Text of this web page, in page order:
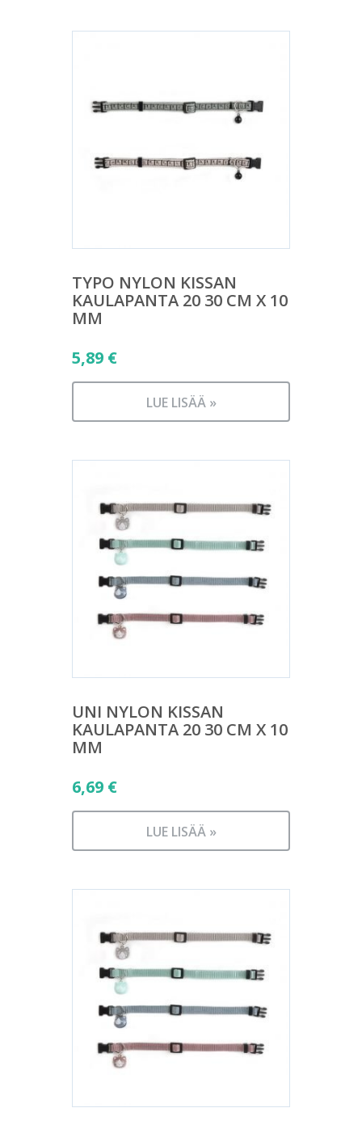
TYPO NYLON KISSAN
KAULAPANTA 20 30 CM X 10
MM
5,89 €
LUE LISÄÄ »
UNI NYLON KISSAN
KAULAPANTA 20 30 CM X 10
MM
6,69 €
LUE LISÄÄ »